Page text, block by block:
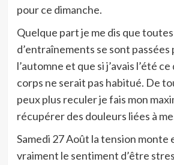
pour ce dimanche.
Quelque part je me dis que
d’entraînements se sont passées
l’automne et que si j’avais l’été
corps ne serait pas habitué. De
peux plus reculer je fais mon
récupérer des douleurs liées à
Samedi 27 Août la tension monte
vraiment le sentiment d’être